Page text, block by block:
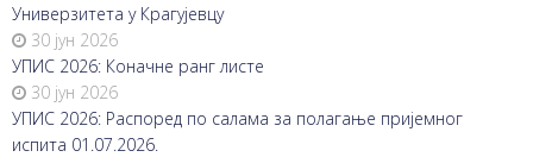
Универзитета у Крагујевцу
30 јун 2026
УПИС 2026: Коначне ранг листе
30 јун 2026
УПИС 2026: Распоред по салама за полагање пријемног
испита 01.07.2026.